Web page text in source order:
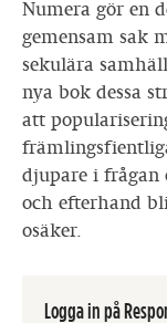
Numera gör en
gemensam sak
sekulära
nya bok dessa
att
djupare i
och efterhand
osäker.
Logga in på